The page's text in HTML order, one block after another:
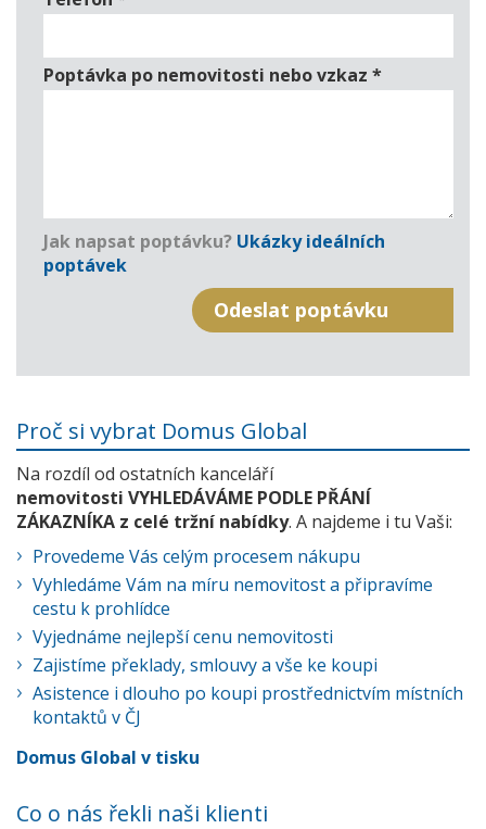
Poptávka po nemovitosti nebo vzkaz *
Jak napsat poptávku? Ukázky ideálních
poptávek
Proč si vybrat Domus Global
Na rozdíl od ostatních kanceláří
nemovitosti VYHLEDÁVÁME PODLE PŘÁNÍ
ZÁKAZNÍKA z celé tržní nabídky. A najdeme i tu Vaši:
Provedeme Vás celým procesem nákupu
Vyhledáme Vám na míru nemovitost a připravíme
cestu k prohlídce
Vyjednáme nejlepší cenu nemovitosti
Zajistíme překlady, smlouvy a vše ke koupi
Asistence i dlouho po koupi prostřednictvím místních
kontaktů v ČJ
Domus Global v tisku
Co o nás řekli naši klienti